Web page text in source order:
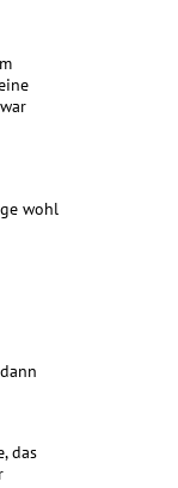
wohl
das